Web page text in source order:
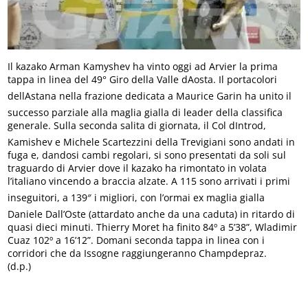
Il kazako Arman Kamyshev ha vinto oggi ad Arvier la prima
tappa in linea del 49° Giro della Valle dAosta. Il portacolori
dellAstana nella frazione dedicata a Maurice Garin ha unito il
successo parziale alla maglia gialla di leader della classifica
generale. Sulla seconda salita di giornata, il Col dIntrod,
Kamishev e Michele Scartezzini della Trevigiani sono andati in
fuga e, dandosi cambi regolari, si sono presentati da soli sul
traguardo di Arvier dove il kazako ha rimontato in volata
l’italiano vincendo a braccia alzate. A 115 sono arrivati i primi
inseguitori, a 139″ i migliori, con l’ormai ex maglia gialla
Daniele Dall’Oste (attardato anche da una caduta) in ritardo di
quasi dieci minuti. Thierry Moret ha finito 84º a 5’38”, Wladimir
Cuaz 102º a 16’12”. Domani seconda tappa in linea con i
corridori che da Issogne raggiungeranno Champdepraz.
(d.p.)